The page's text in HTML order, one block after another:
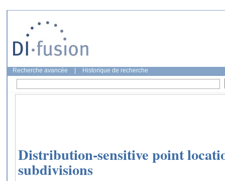
Recherche avancée Historique de recherche
Distribution-sensitive point
subdivisions